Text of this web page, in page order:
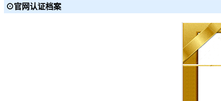
⊙官网认证档案